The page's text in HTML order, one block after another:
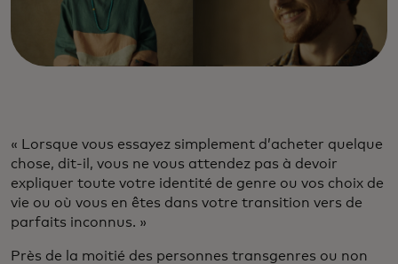
« Lorsque vous essayez simplement d’acheter quelque
chose, dit-il, vous ne vous attendez pas à devoir
expliquer toute votre identité de genre ou vos choix de
vie ou où vous en êtes dans votre transition vers de
parfaits inconnus. »
Près de la moitié des personnes transgenres ou non